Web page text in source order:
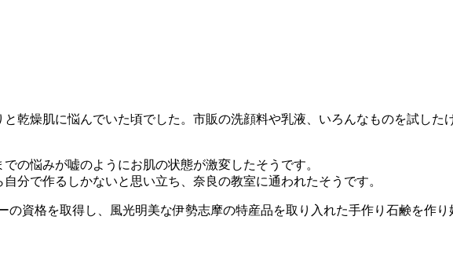
乾燥肌に悩んでいた頃でした。市販の洗顔料や乳液、いろんなものを試した
の悩みが嘘のようにお肌の状態が激変したそうです。
分で作るしかないと思い立ち、奈良の教室に通われたそうです。
資格を取得し、風光明美な伊勢志摩の特産品を取り入れた手作り石鹸を作り